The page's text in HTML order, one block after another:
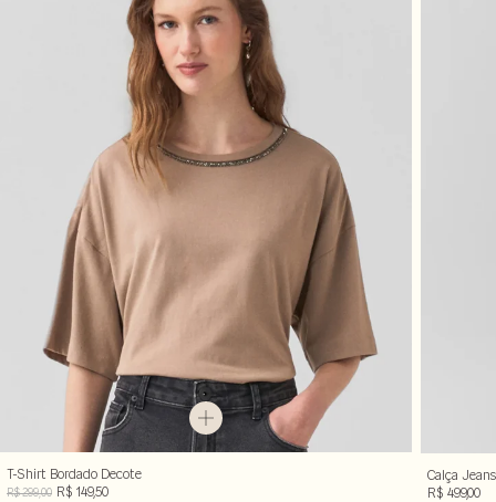
T-Shirt Bordado Decote
R$ 299,00 R$ 149,50
Calça
R$ 499,00